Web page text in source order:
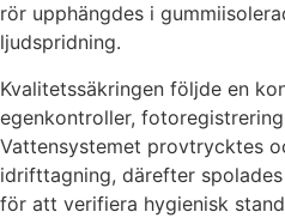
rör upphängdes i
ljudspridning.
Kvalitetssäkringen följde en
egenkontroller,
Vattensystemet provtrycktes
idrifttagning, därefter
för att verifiera hygienisk